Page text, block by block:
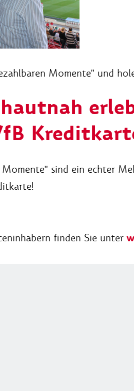
Momente" und
Momente" sind ein echter
finden Sie unter